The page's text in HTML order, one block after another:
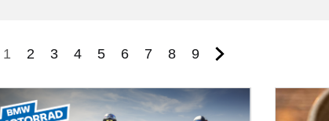
Page
1 Page
2 Page
3 Page
4 Page
5 Page
6 Page
7 Page
8 Page
9